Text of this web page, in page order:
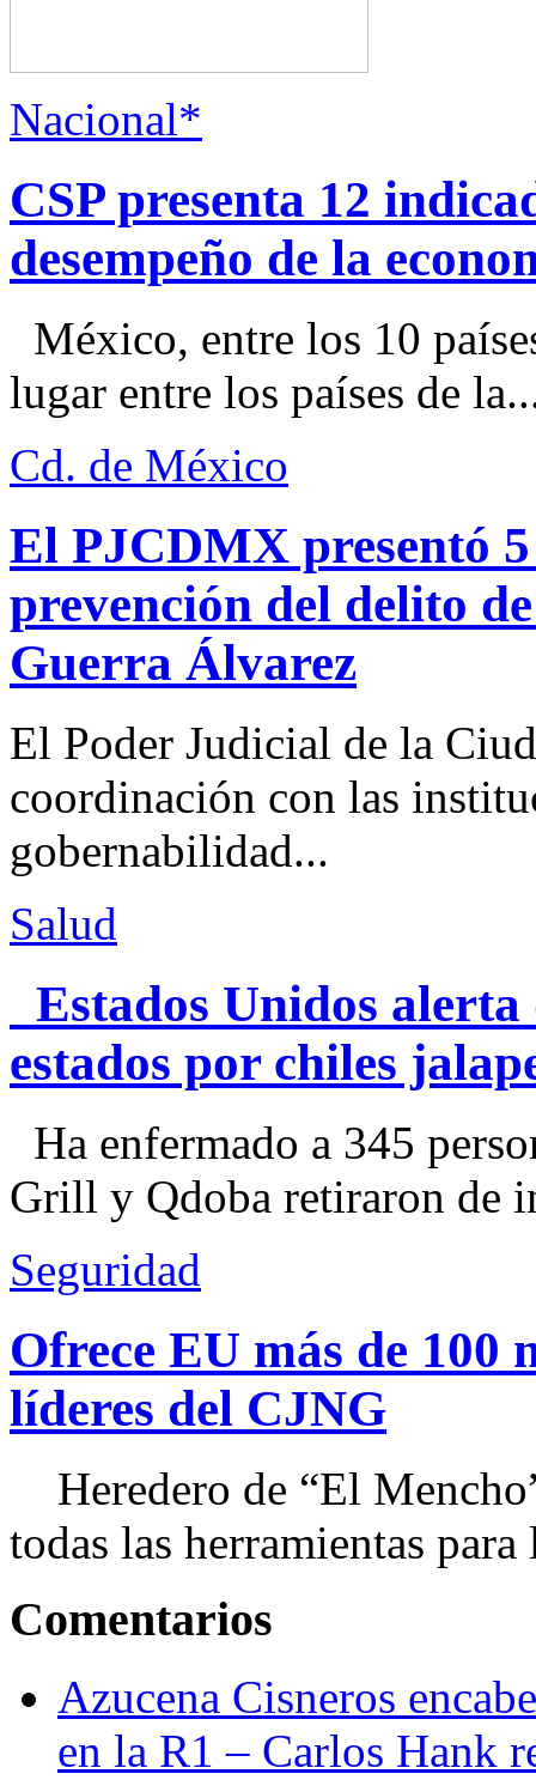
Nacional*
CSP presenta 12
desempeño de la
México, entre los 10
lugar entre los países de
Cd. de México
El PJCDMX presentó
prevención del delito
Guerra Álvarez
El Poder Judicial de la
coordinación con las
gobernabilidad...
Salud
Estados Unidos alerta
estados por chiles
Ha enfermado a 345
Grill y Qdoba retiraron de
Seguridad
Ofrece EU más de 100
líderes del CJNG
Heredero de “El
todas las herramientas
Comentarios
Azucena Cisneros
en la R1 – Carlos Hank